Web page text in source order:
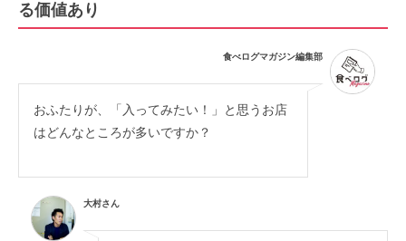
る価値あり
食べログマガジン編集部
おふたりが、「入ってみたい！」と思うお店
はどんなところが多いですか？
大村さん